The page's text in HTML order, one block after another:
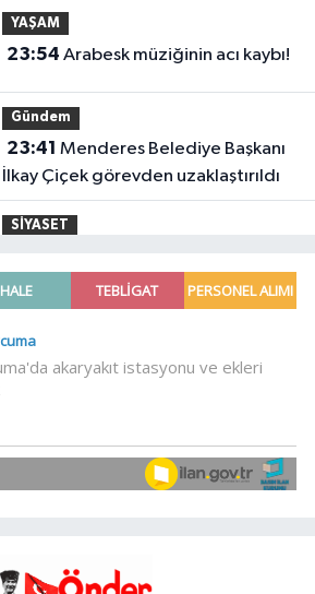
YAŞAM
23:54 Arabesk müziğinin acı kaybı!
Gündem
23:41
İlkay Çiçek görevden uzaklaştırıldı
SİYASET
katılımlar... Gürsel Tekin: Birlikte
başaracağız
23:29Anadolu Otoyolu'nda
19:59